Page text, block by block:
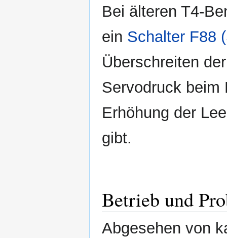
Bei älteren T4-
ein Schalter F88
Überschreiten
Servodruck beim
Erhöhung der
gibt.
Betrieb und
Abgesehen von